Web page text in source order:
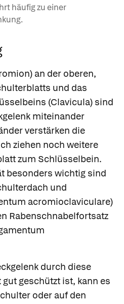
häufig zu einer
an der oberen,
und das
(Clavicula) sind
miteinander
verstärken die
ziehen noch weitere
zum Schlüsselbein.
besonders wichtig sind
und
acromioclaviculare)
Rabenschnabelfortsatz
durch diese
geschützt ist, kann es
oder auf den